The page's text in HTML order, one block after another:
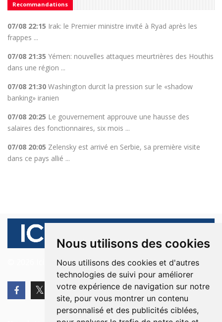
Nous utilisons des cookies
Nous utilisons des cookies et d'autres
technologies de suivi pour améliorer
votre expérience de navigation sur notre
site, pour vous montrer un contenu
personnalisé et des publicités ciblées,
Recommandations
07/08 22:15 Irak: le Premier ministre invité à Ryad après les
frappes ...
07/08 21:35 Yémen: nouvelles attaques meurtrières des Houthis
dans une région ...
07/08 21:30 Washington durcit la pression sur le «shadow
banking» iranien
07/08 20:25 Le gouvernement approuve une hausse des
salaires des fonctionnaires, six mois ...
07/08 20:05 Zelensky est arrivé en Serbie, sa première visite
dans ce pays allié ...
© 2026 Ici Beyrouth. Tous les droits sont réservés.